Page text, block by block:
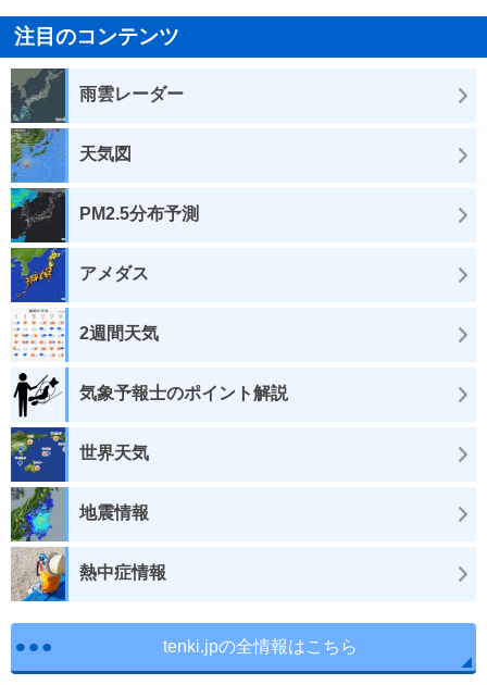
注目のコンテンツ
雨雲レーダー
天気図
PM2.5分布予測
アメダス
2週間天気
気象予報士のポイント解説
世界天気
地震情報
熱中症情報
tenki.jpの全情報はこちら